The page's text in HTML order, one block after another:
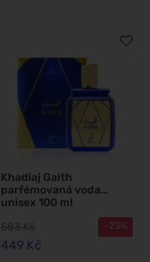
Khadlaj Gaith
parfémovaná voda
unisex 100 ml
583 Kč
449 Kč
-23%